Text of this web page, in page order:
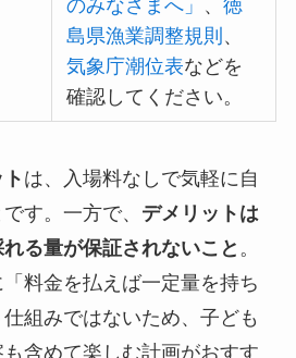
のみなさまへ」 、徳
島県漁業調整規則 、
気象庁潮位表などを
確認してください。
は、入場料なしで気軽に自
す。一方で、 デメリットは
る量が保証されないこと 。
料金を払えば一定量を持ち
組みではないため、子ども
含めて楽しむ計画がおすす